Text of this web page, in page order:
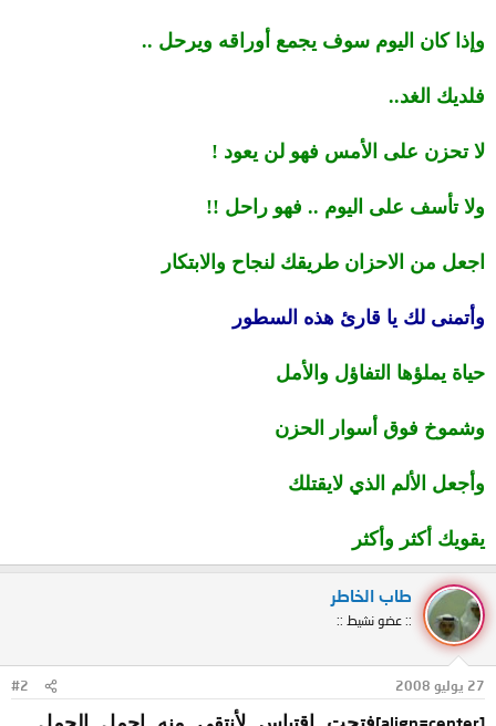
وإذا كان اليوم سوف يجمع أوراقه ويرحل ..
فلديك الغد..
لا تحزن على الأمس فهو لن يعود !
ولا تأسف على اليوم .. فهو راحل !!
اجعل من الاحزان طريقك لنجاح والابتكار
وأتمنى لك يا قارئ هذه السطور
حياة يملؤها التفاؤل والأمل
وشموخ فوق أسوار الحزن
وأجعل الألم الذي لايقتلك
يقويك أكثر وأكثر
طاب الخاطر
:: عضو نشيط ::
27 يوليو 2008 #2